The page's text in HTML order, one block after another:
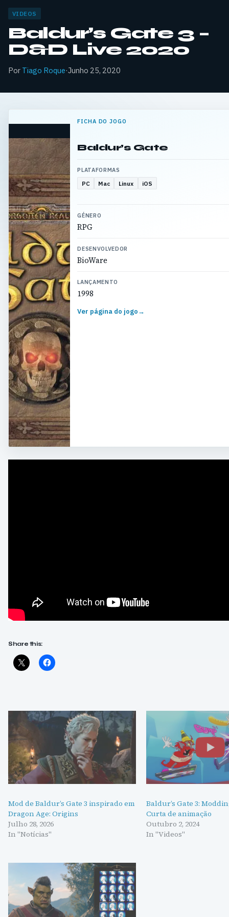
VIDEOS
Baldur’s Gate 3 –
D&D Live 2020
Por Tiago Roque·Junho 25, 2020
FICHA DO JOGO
Baldur’s Gate
PLATAFORMAS
PC Mac Linux iOS
GÉNERO
RPG
DESENVOLVEDOR
BioWare
LANÇAMENTO
1998
Ver página do jogo→
Share this:
Mod de Baldur’s Gate 3 inspirado em
Dragon Age: Origins
Julho 28, 2026
In "Notícias"
Baldur’s Gate 3:
Curta de animação
Outubro 2, 2024
In "Videos"